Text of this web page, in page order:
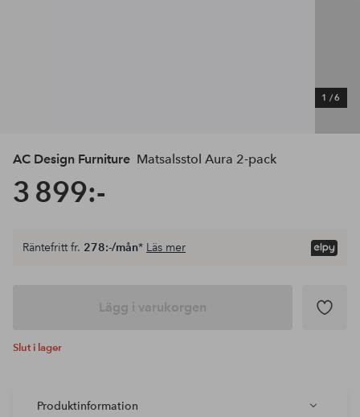
1 /6
AC Design Furniture Matsalsstol Aura 2-pack
3 899:-
Räntefritt fr. 278:-/mån* Läs mer
Lägg i varukorgen
Slut i lager
Produktinformation